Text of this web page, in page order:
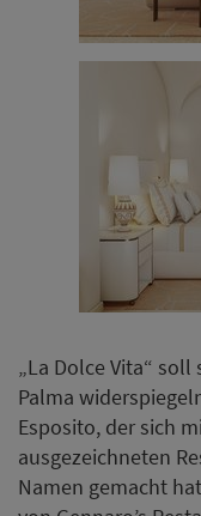
„La Dolce Vita“
Palma
Esposito, der sich
ausgezeichneten
Namen gemacht